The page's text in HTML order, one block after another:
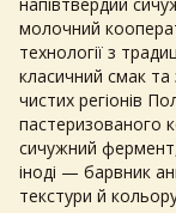
напівтвердий
молочний
технології з
класичний смак та
чистих регіонів
пастеризованого
сичужний фермент,
іноді — барвник
текстури й